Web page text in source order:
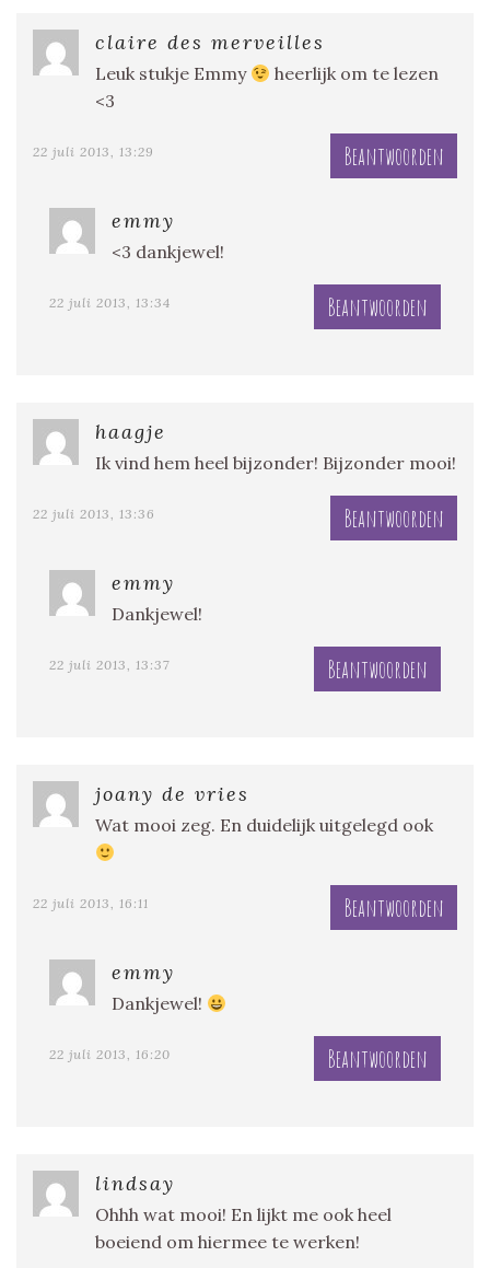
claire des merveilles
Leuk stukje Emmy
heerlijk om te lezen
<3
22 juli 2013, 13:29 Beantwoorden
emmy
<3 dankjewel!
22 juli 2013, 13:34 Beantwoorden
haagje
Ik vind hem heel bijzonder! Bijzonder mooi!
22 juli 2013, 13:36 Beantwoorden
emmy
Dankjewel!
22 juli 2013, 13:37 Beantwoorden
joany de vries
Wat mooi zeg. En duidelijk uitgelegd ook
22 juli 2013, 16:11 Beantwoorden
emmy
Dankjewel!
22 juli 2013, 16:20 Beantwoorden
lindsay
Ohhh wat mooi! En lijkt me ook heel
boeiend om hiermee te werken!